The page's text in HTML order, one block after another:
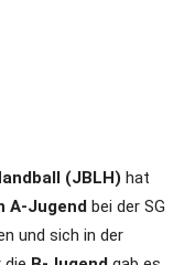
(JBLH) hat
A-Jugend bei der SG
und sich in der